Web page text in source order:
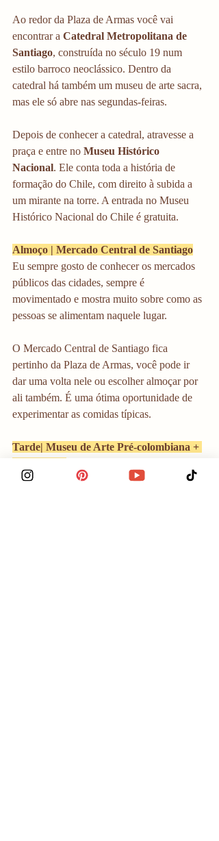
Ao redor da Plaza de Armas você vai
encontrar a Catedral Metropolitana de
Santiago, construída no século 19 num
estilo barroco neoclássico. Dentro da
catedral há também um museu de arte sacra,
mas ele só abre nas segundas-feiras.
Depois de conhecer a catedral, atravesse a
praça e entre no Museu Histórico
Nacional. Ele conta toda a história de
formação do Chile, com direito à subida a
um mirante na torre. A entrada no Museu
Histórico Nacional do Chile é gratuita.
Almoço | Mercado Central de Santiago
Eu sempre gosto de conhecer os mercados
públicos das cidades, sempre é
movimentado e mostra muito sobre como as
pessoas se alimentam naquele lugar.
O Mercado Central de Santiago fica
pertinho da Plaza de Armas, você pode ir
dar uma volta nele ou escolher almoçar por
ali também. É uma ótima oportunidade de
experimentar as comidas típicas.
Tarde| Museu de Arte Pré-colombiana +
Depois do almoço vá conhecer o
Museu de